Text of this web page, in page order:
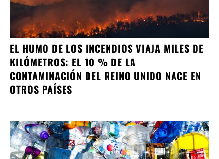
EL HUMO DE LOS INCENDIOS VIAJA MILES DE
KILÓMETROS: EL 10 % DE LA
CONTAMINACIÓN DEL REINO UNIDO NACE EN
OTROS PAÍSES